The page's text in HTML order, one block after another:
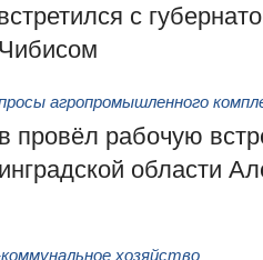
с
агропромышленного
рабочую
области
хозяйство